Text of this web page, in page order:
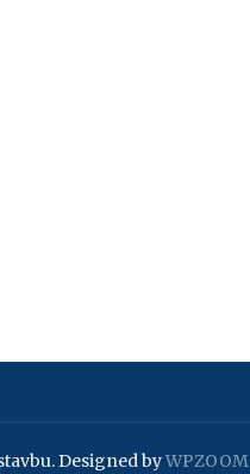
Designed byWPZOOM